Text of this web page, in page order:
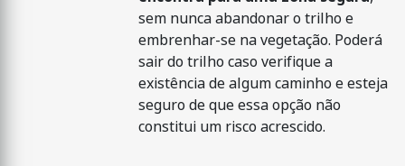
sem nunca abandonar o trilho e
embrenhar-se na vegetação. Poderá
sair do trilho caso verifique a
existência de algum caminho e esteja
seguro de que essa opção não
constitui um risco acrescido.